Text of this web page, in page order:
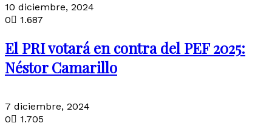
10 diciembre, 2024
0
1.687
El PRI votará en contra del PEF 2025:
Néstor Camarillo
7 diciembre, 2024
0
1.705